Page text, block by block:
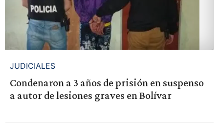
JUDICIALES
Condenaron a 3 años de prisión en suspenso
a autor de lesiones graves en Bolívar